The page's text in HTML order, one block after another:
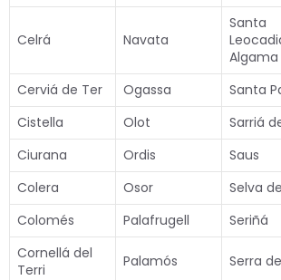
Celrá Navata
Santa
Algama
Cerviá de Ter Ogassa Santa
Cistella
Olot Sarriá
Ciurana
Ordis Saus
Colera
Osor Selva
Colomés
Palafrugell Seriñá
Cornellá del
Terri
Palamós Serra